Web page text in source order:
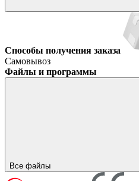
Способы получения заказа
Самовывоз
Файлы и программы
Все файлы